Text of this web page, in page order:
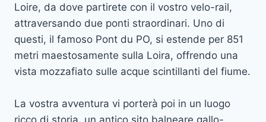
Loire, da dove partirete con il vostro velo-rail,
attraversando due ponti straordinari. Uno di
questi, il famoso Pont du PO, si estende per 851
metri maestosamente sulla Loira, offrendo una
vista mozzafiato sulle acque scintillanti del fiume.
La vostra avventura vi porterà poi in un luogo
ricco di storia, un antico sito balneare gallo-